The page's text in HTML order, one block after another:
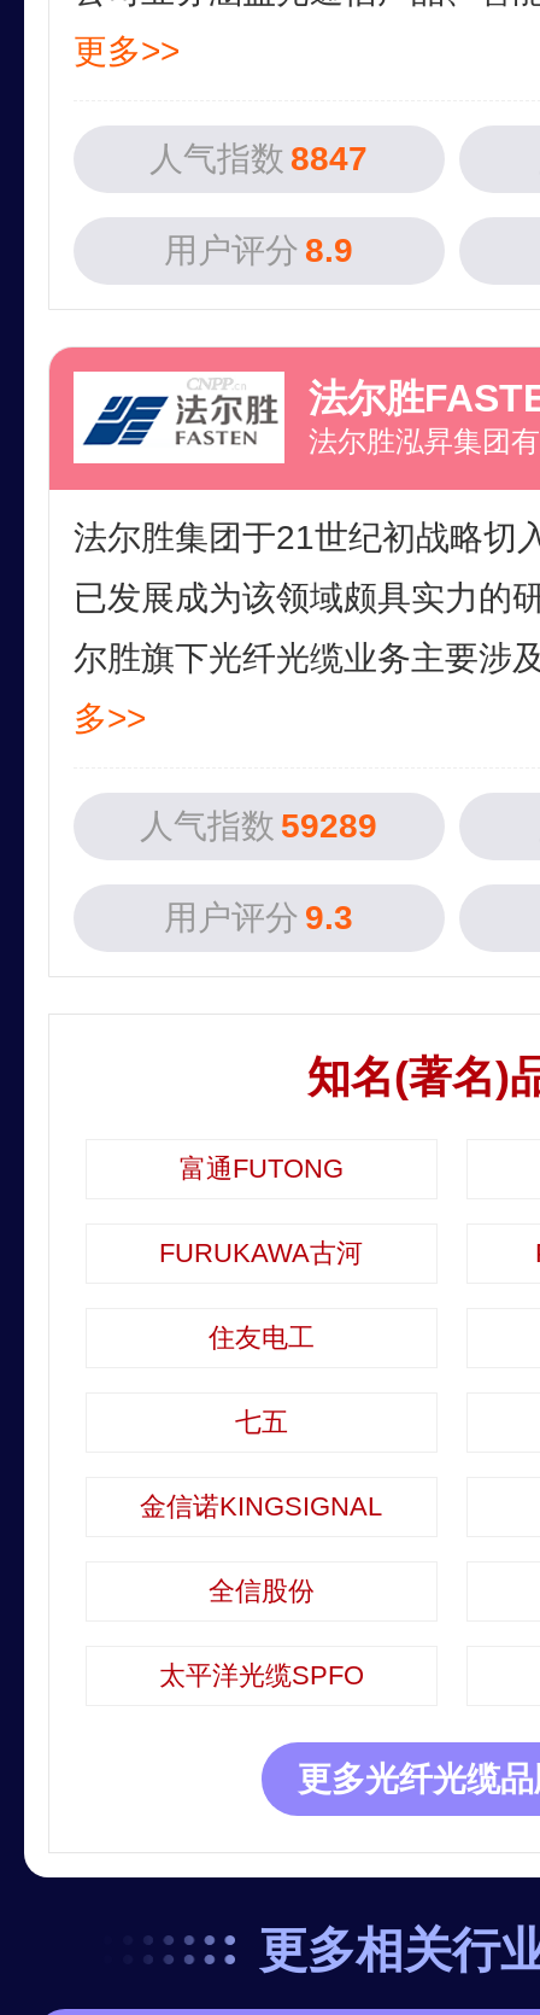
更多>>
人气指数 8847
用户评分 8.9
法尔胜
法尔胜泓昇集团
法尔胜集团于21世纪初战略切
已发展成为该领域颇具实力的
尔胜旗下光纤光缆业务主要涉
多>>
人气指数 59289
用户评分 9.3
知名(著名)
富通FUTONG
FURUKAWA古河
住友电工
七五
金信诺KINGSIGNAL
全信股份
太平洋光缆SPFO
更多光纤光缆
更多相关行